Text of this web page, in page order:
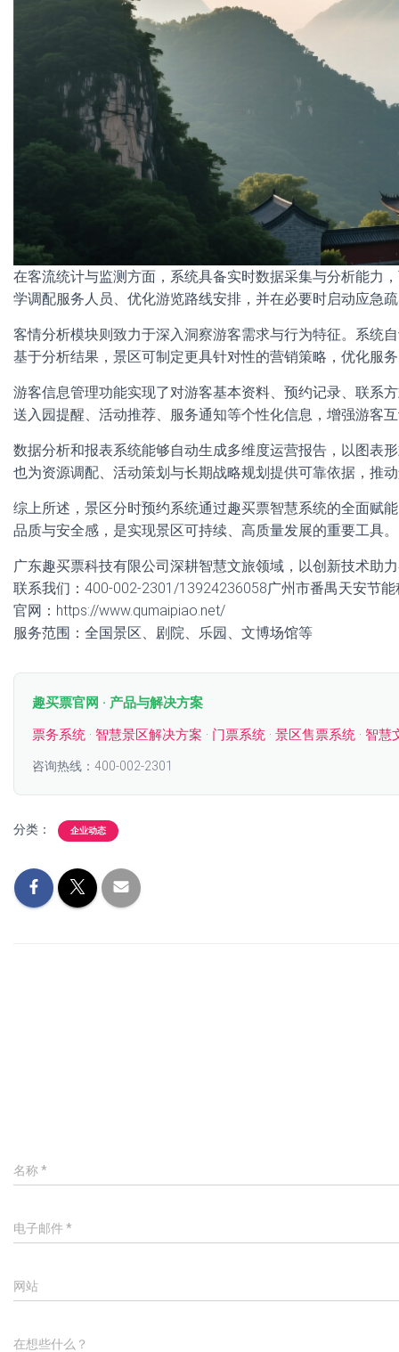
在客流统计与监测方面，系统具备实时数据采集与分析能力
学调配服务人员、优化游览路线安排，并在必要时启动应急
客情分析模块则致力于深入洞察游客需求与行为特征。系统
基于分析结果，景区可制定更具针对性的营销策略，优化服
游客信息管理功能实现了对游客基本资料、预约记录、联系
送入园提醒、活动推荐、服务通知等个性化信息，增强游客
数据分析和报表系统能够自动生成多维度运营报告，以图表
也为资源调配、活动策划与长期战略规划提供可靠依据，推
综上所述，景区分时预约系统通过趣买票智慧系统的全面赋
品质与安全感，是实现景区可持续、高质量发展的重要工具。
广东趣买票科技有限公司深耕智慧文旅领域，以创新技术助
联系我们：400-002-2301/13924236058广州市番禺天安节
官网：https://www.qumaipiao.net/
服务范围：全国景区、剧院、乐园、文博场馆等
趣买票官网 · 产品与解决方案
票务系统 · 智慧景区解决方案 · 门票系统 · 景区售票系统 · 智慧
咨询热线：400-002-2301
分类： 企业动态
名称*
电子邮件 *
网站
在想些什么？